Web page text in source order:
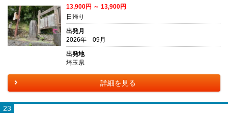
13,900円 ～ 13,900円
日帰り
出発月
2026年 09月
出発地
埼玉県
詳細を見る
23